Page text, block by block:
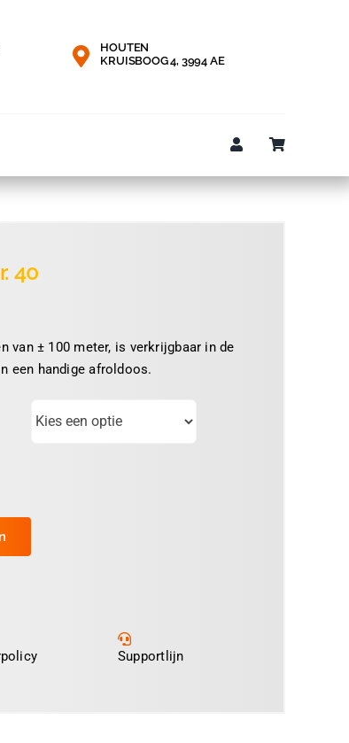
HOUTEN
KRUISBOOG 4, 3994 AE
40
van ± 100 meter, is verkrijgbaar in de
een handige afroldoos.
Supportlijn